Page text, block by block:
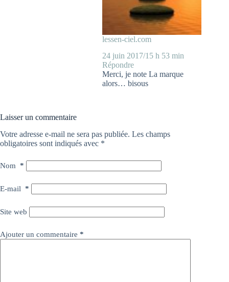
lessen-ciel.com
24 juin 2017/15 h 53 min
Répondre
Merci, je note La marque
alors… bisous
Laisser un commentaire
Votre adresse e-mail ne sera pas publiée. Les champs
obligatoires sont indiqués avec *
Nom *
E-mail *
Site web
Ajouter un commentaire *